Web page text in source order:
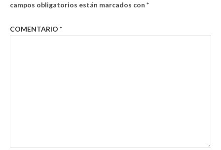
campos obligatorios están marcados con *
COMENTARIO *